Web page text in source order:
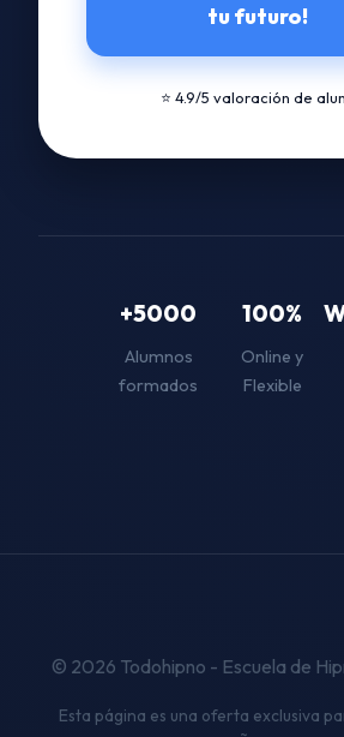
tu futuro!
⭐ 4.9/5 valoración de
+5000
Alumnos
formados
100%
Online y
Flexible
© 2026 Todohipno - Escuela de
Esta página es una oferta exclusiva